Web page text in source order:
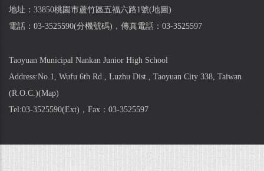
地址：33850桃園市蘆竹區五福六路1號(地圖)
電話：03-3525590(分機號碼)，傳真電話：03-3525597
Taoyuan Municipal Nankan Junior High School
Address:No.1, Wufu 6th Rd., Luzhu Dist., Taoyuan City 338, Taiwan
(R.O.C.)(Map)
Tel:03-3525590(Ext)，Fax：03-3525597